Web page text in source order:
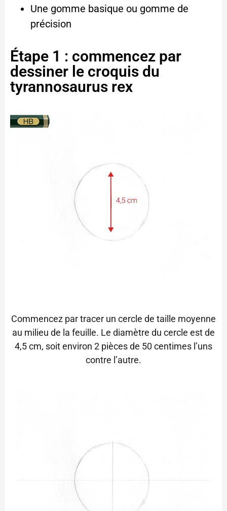
Une gomme basique ou gomme de
précision
Étape 1 : commencez par
dessiner le croquis du
tyrannosaurus rex
Commencez par tracer un cercle de taille moyenne
au milieu de la feuille. Le diamètre du cercle est de
4,5 cm, soit environ 2 pièces de 50 centimes l’uns
contre l’autre.